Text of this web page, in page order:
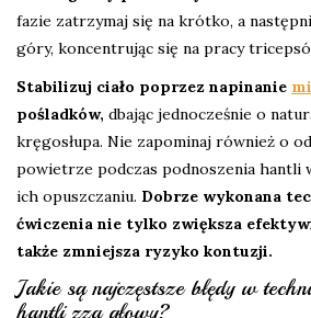
fazie zatrzymaj się na krótko, a
góry, koncentrując się na pracy
Stabilizuj ciało poprzez napinanie
pośladków, dbając jednocześnie o
kręgosłupa. Nie zapominaj również o
powietrze podczas podnoszenia hantli
ich opuszczaniu. Dobrze wykonana
ćwiczenia nie tylko zwiększa
także zmniejsza ryzyko kontuzji.
Jakie są najczęstsze błędy w
hantli zza głowy?